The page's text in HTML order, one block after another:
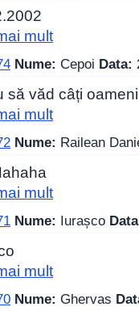
mult
Nume: Cepoi Data:
să văd câți
mult
Nume: Railean
mult
Nume: Iurașco
mult
Nume: Ghervas